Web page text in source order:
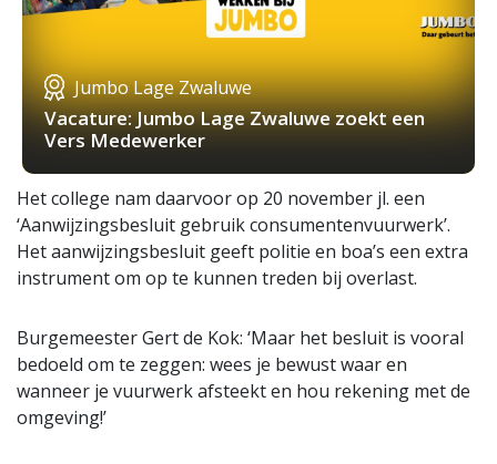
Jumbo Lage Zwaluwe
Vacature: Jumbo Lage Zwaluwe zoekt een
Vers Medewerker
Het college nam daarvoor op 20 november jl. een
‘Aanwijzingsbesluit gebruik consumentenvuurwerk’.
Het aanwijzingsbesluit geeft politie en boa’s een extra
instrument om op te kunnen treden bij overlast.
Burgemeester Gert de Kok: ‘Maar het besluit is vooral
bedoeld om te zeggen: wees je bewust waar en
wanneer je vuurwerk afsteekt en hou rekening met de
omgeving!’